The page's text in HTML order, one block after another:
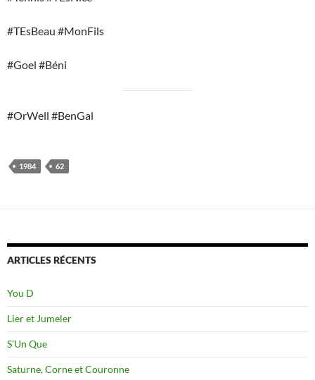
#TEsBeau #MonFils
#Goel #Béni
#OrWell #BenGal
1984 62
ARTICLES RÉCENTS
You D
Lier et Jumeler
S’Un Que
Saturne, Corne et Couronne